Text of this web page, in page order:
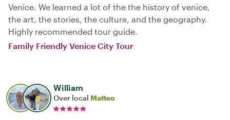
Venice. We learned a lot of the the history of venice,
the art, the stories, the culture, and the geography.
Highly recommended tour guide.
Family Friendly Venice City Tour
William
Over local Matteo